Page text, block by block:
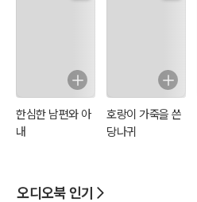
한심한 남편와 아
내
호랑이 가죽을 쓴
당나귀
오디오북 인기